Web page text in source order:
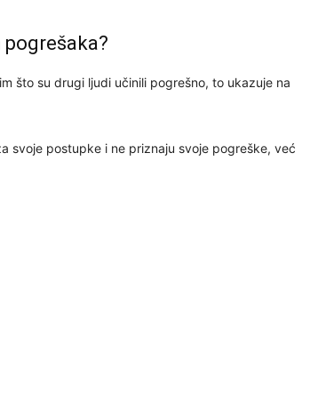
što su drugi ljudi učinili pogrešno, to ukazuje na
svoje postupke i ne priznaju svoje pogreške, već